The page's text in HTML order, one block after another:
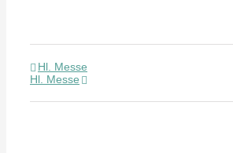
Hl. Messe
Hl. Messe